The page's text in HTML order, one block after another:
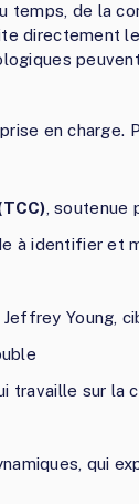
temps, de la
directement
en charge.
, soutenue
à identifier et
Jeffrey Young,
travaille sur la
qui